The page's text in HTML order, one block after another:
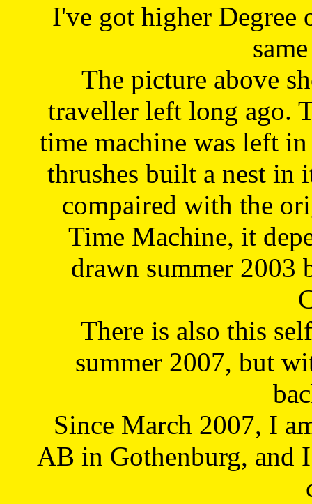
I've got higher Degree
The picture above
traveller left long ago.
time machine was left
thrushes built a nest in
compaired with the
Time Machine, it
drawn summer 2003
There is also this
summer 2007, but
Since March 2007, I
AB in Gothenburg, and